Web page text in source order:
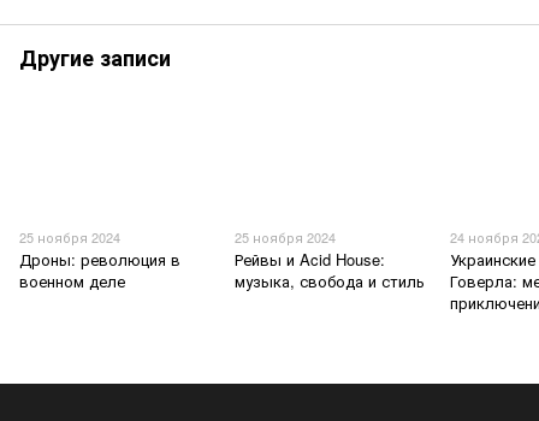
Другие записи
25 ноября 2024
Дроны: революция в
военном деле
25 ноября 2024
Рейвы и Acid House:
музыка, свобода и стиль
24 ноября
Говерла: